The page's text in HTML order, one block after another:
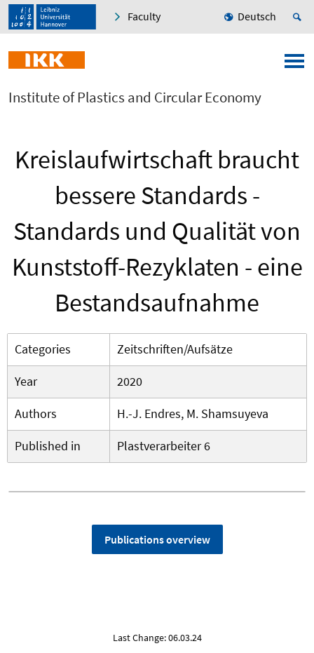
Faculty Deutsch
Institute of Plastics and Circular Economy
Kreislaufwirtschaft braucht
bessere Standards -
Standards und Qualität von
Kunststoff-Rezyklaten - eine
Bestandsaufnahme
Categories
Zeitschriften/Aufsätze
Year
2020
Authors
H.-J. Endres, M. Shamsuyeva
Published in
Plastverarbeiter 6
Publications overview
Last Change: 06.03.24